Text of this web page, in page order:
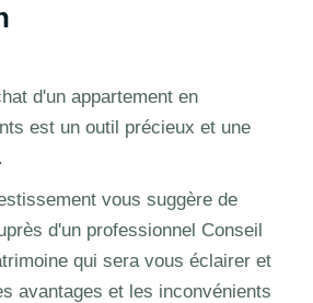
d'un appartement en
est un outil précieux et une
vous suggère de
d'un professionnel Conseil
qui sera vous éclairer et
avantages et les inconvénients